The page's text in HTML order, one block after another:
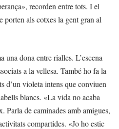
recorden entre tots. I el
porten als cotxes la gent gran al
una dona entre rialles. L’escena
a la vellesa. També ho fa la
d’un violeta intens que conviuen
blancs. «La vida no acaba
Parla de caminades amb amigues,
compartides. «Jo ho estic